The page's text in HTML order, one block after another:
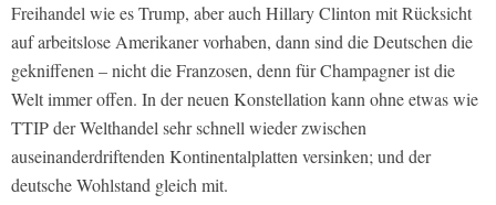
Freihandel wie es Trump, aber auch Hillary Clinton mit Rücksicht
auf arbeitslose Amerikaner vorhaben, dann sind die Deutschen die
gekniffenen – nicht die Franzosen, denn für Champagner ist die
Welt immer offen. In der neuen Konstellation kann ohne etwas wie
TTIP der Welthandel sehr schnell wieder zwischen
auseinanderdriftenden Kontinentalplatten versinken; und der
deutsche Wohlstand gleich mit.